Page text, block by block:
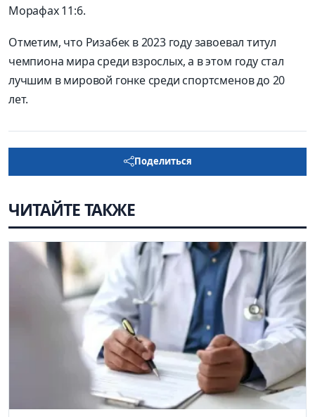
Морафах 11:6.
Отметим, что Ризабек в 2023 году завоевал титул
чемпиона мира среди взрослых, а в этом году стал
лучшим в мировой гонке среди спортсменов до 20
лет.
Поделиться
ЧИТАЙТЕ ТАКЖЕ